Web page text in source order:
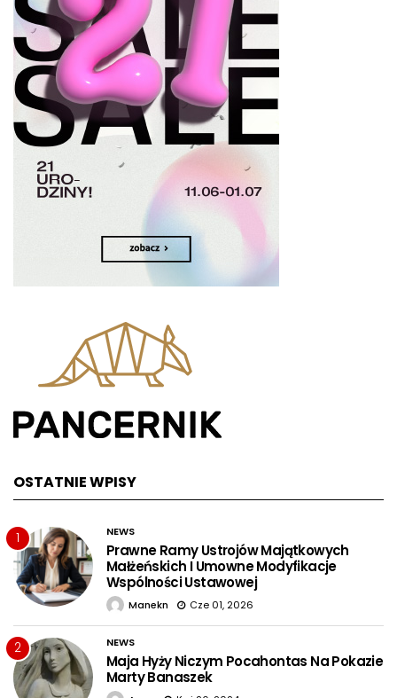
OSTATNIE WPISY
1 NEWS
Prawne Ramy Ustrojów Majątkowych
Małżeńskich I Umowne Modyfikacje
Wspólności Ustawowej
Manekn Cze 01, 2026
2 NEWS
Maja Hyży Niczym Pocahontas Na Pokazie
Marty Banaszek